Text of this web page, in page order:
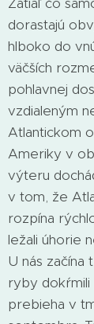
dorastajú
hlboko do
väčších
pohlavnej
vzdialeným
Atlantickom
Ameriky v
výteru
v tom, že
rozpína
ležali úhorie
U nás začína
ryby dokŕmili
prebieha v